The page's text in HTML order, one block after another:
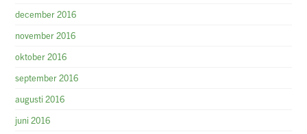
december 2016
november 2016
oktober 2016
september 2016
augusti 2016
juni 2016